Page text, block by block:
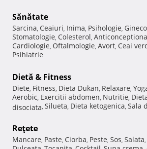
Sănătate
Sarcina, Ceaiuri, Inima, Psihologie,
Stomatologie, Colesterol,
Cardiologie, Oftalmologie, Avort, Ceai
Psihiatrie
Dietă & Fitness
Diete, Fitness, Dieta Dukan, Relaxare,
Aerobic, Exercitii abdomen, Nutritie,
disociata, Silueta, Dieta ketogenica, Sala
Reţete
Mancare, Paste, Ciorba, Peste, Sos, Salata,